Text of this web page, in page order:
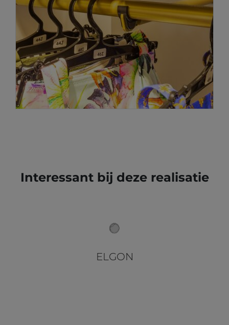
Interessant bij deze realisatie
ELGON